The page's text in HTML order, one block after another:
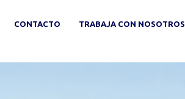
CONTACTO TRABAJA CON NOSOTROS